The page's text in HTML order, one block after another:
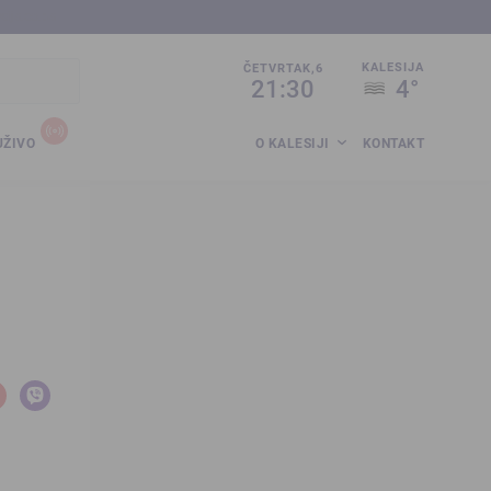
ČETVRTAK,6
21:30
KALESIJA
4°
O KALESIJI KONTAKT